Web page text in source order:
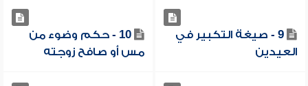
9 - صيغة التكبير في
العيدين
10 - حكم وضوء من
مس أو صافح زوجته